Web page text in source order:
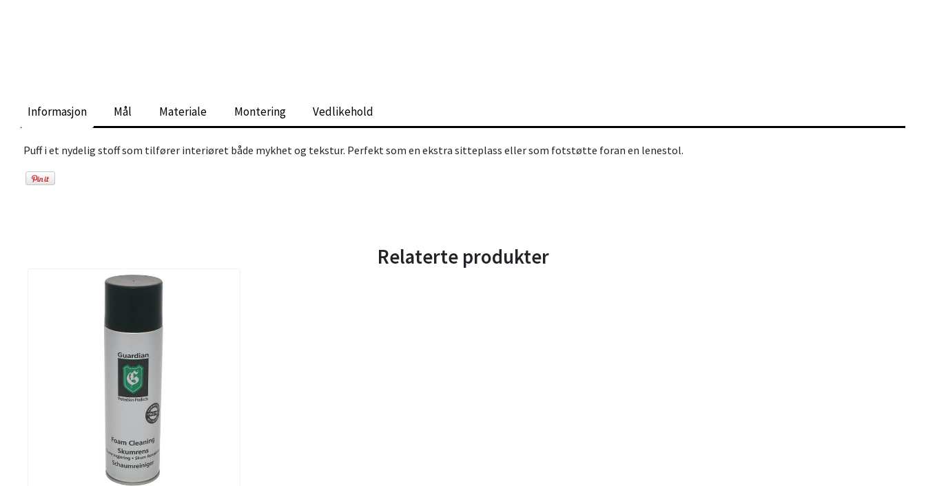
Informasjon Mål Materiale Montering Vedlikehold
Puff i et nydelig stoff som tilfører interiøret både mykhet og tekstur. Perfekt som en ekstra sitteplass eller som fotstøtte foran en lenestol.
Relaterte produkter